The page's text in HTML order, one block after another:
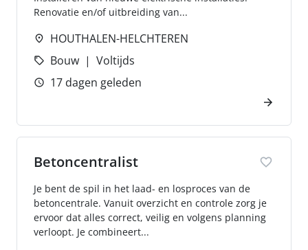
Renovatie en/of uitbreiding van...
HOUTHALEN-HELCHTEREN
Bouw
Voltijds
17 dagen geleden
Betoncentralist
Je bent de spil in het laad- en losproces van de
betoncentrale. Vanuit overzicht en controle zorg je
ervoor dat alles correct, veilig en volgens planning
verloopt. Je combineert...